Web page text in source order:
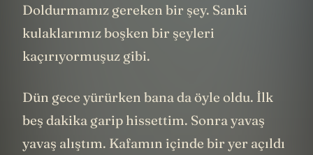
Doldurmamız gereken bir şey. Sanki
kulaklarımız boşken bir şeyleri
kaçırıyormuşuz gibi.
Dün gece yürürken bana da öyle oldu. İlk
beş dakika garip hissettim. Sonra yavaş
yavaş alıştım. Kafamın içinde bir yer açıldı